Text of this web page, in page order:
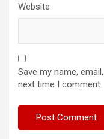
Website
Save my name,
next time I comment.